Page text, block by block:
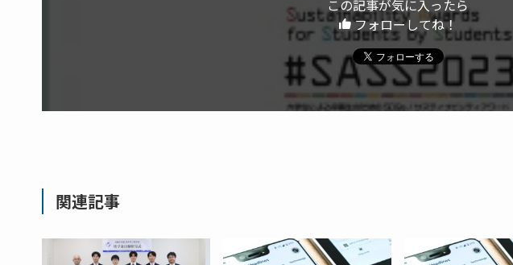
この記事が気に入ったら
フォローしてね！
関連記事